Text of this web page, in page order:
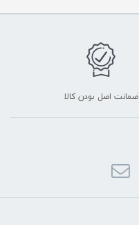
ضمانت اصل بودن کالا